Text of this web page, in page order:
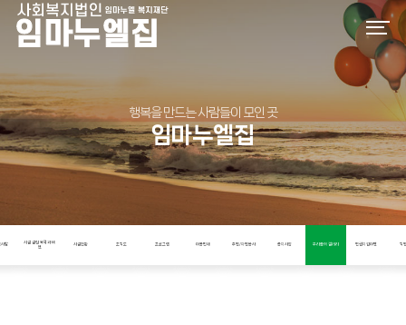
행복을 만드는 사람들이 모인 곳
임마누엘집
사말
시설 설립 목적과 비
전
시설현황 조직도 프로그램 이용안내 후원/자원봉사 공지사항 우리들의 갤러리 인권지킴이단 직